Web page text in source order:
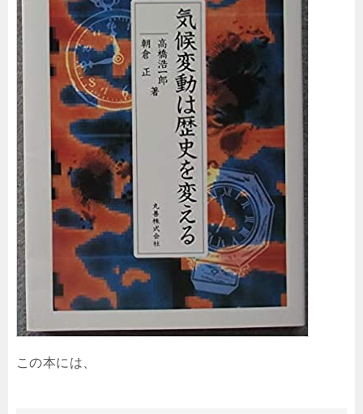
この本には、